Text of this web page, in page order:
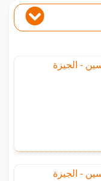
- الجيزة
- الجيزة